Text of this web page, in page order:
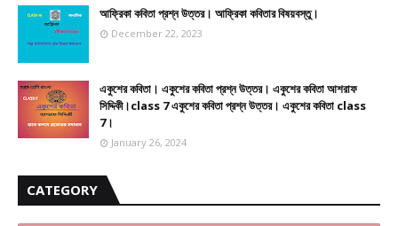
আফ্রিকা কবিতা প্রশ্ন উত্তর। আফ্রিকা কবিতার বিষয়বস্তু।
December 22, 2023
একুশের কবিতা। একুশের কবিতা প্রশ্ন উত্তর। একুশের কবিতা আশরাফ
সিদ্দিকী।class 7 একুশের কবিতা প্রশ্ন উত্তর। একুশের কবিতা class
7।
January 26, 2024
CATEGORY